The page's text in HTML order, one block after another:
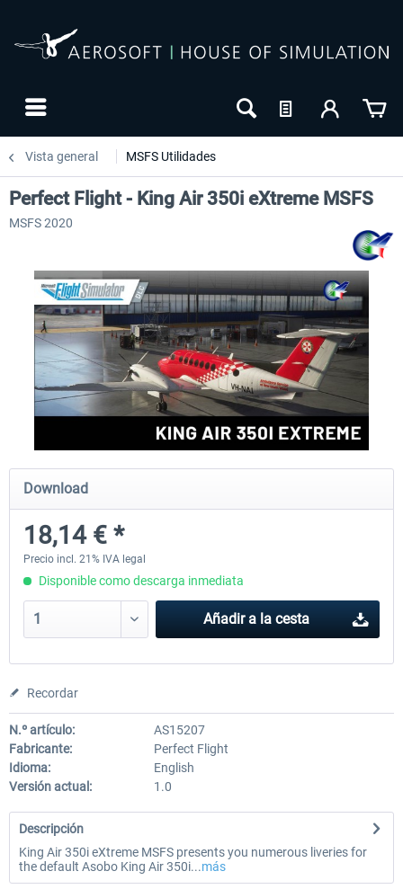
Vista general MSFS Utilidades
rkApps - FSRealistic Pro MSFS
33,88 € *
Aerosoft Tool Simple
Perfect Flight - King Air 350i eXtreme MSFS
MSFS 2020
Download
18,14 € *
Precio incl. 21% IVA legal
Disponible como descarga inmediata
Añadir a la cesta
Recordar
N.º artículo:
AS15207
Fabricante:
Perfect Flight
Idioma:
English
Versión actual:
1.0
Descripción
King Air 350i eXtreme MSFS presents you numerous liveries for
the default Asobo King Air 350i...más